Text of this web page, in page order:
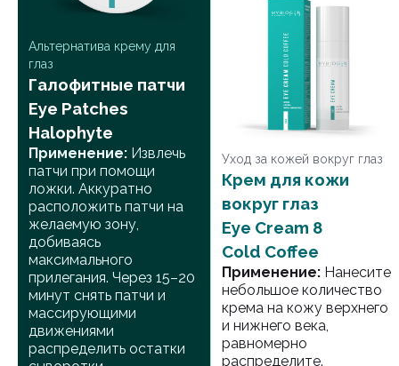
Альтернатива крему для
глаз
Галофитные патчи
Eye Patches
Halophyte
Применение: Извлечь
патчи при помощи
ложки. Аккуратно
расположить патчи на
желаемую зону,
добиваясь
максимального
прилегания. Через 15–20
минут снять патчи и
массирующими
движениями
распределить остатки
Уход за кожей вокруг глаз
Крем для кожи
вокруг глаз
Eye Cream 8
Cold Coffee
Применение: Нанесите
небольшое количество
крема на кожу верхнего
и нижнего века,
равномерно
распределите.